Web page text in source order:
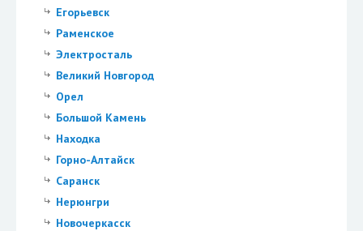
Егорьевск
Раменское
Электросталь
Великий Новгород
Орел
Большой Камень
Находка
Горно-Алтайск
Саранск
Нерюнгри
Новочеркасск